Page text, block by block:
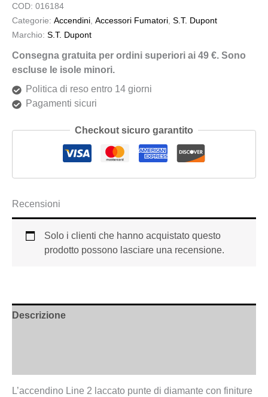
COD: 016184
Categorie: Accendini Accessori Fumatori S.T. Dupont
Marchio: S.T. Dupont
Consegna gratuita per ordini superiori ai 49 €. Sono
escluse le isole minori.
Politica di reso entro 14 giorni
Pagamenti sicuri
Checkout sicuro garantito
Recensioni
Solo i clienti che hanno acquistato questo
prodotto possono lasciare una recensione.
Descrizione
L’accendino Line 2 laccato punte di diamante con finiture